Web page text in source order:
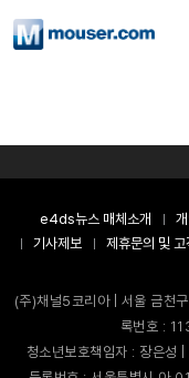
e4ds뉴스 매체소개
기사제보
제휴문의 및 고
(주)채널5코리아 | 서울 금천
록번호 :
청소년보호책임자 : 장은